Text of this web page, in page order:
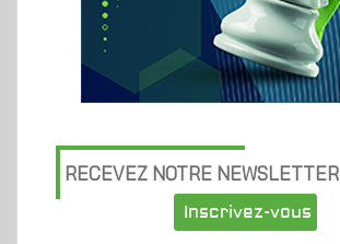
RECEVEZ NOTRE NEWSLETTER
Inscrivez-vous